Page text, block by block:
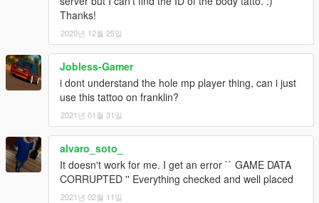
Thanks!
2020년 12월 25일
Jobless-Gamer
i dont understand the hole mp player thing, can i just
use this tattoo on franklin?
2021년 01월 31일
alvaro_soto_
It doesn't work for me. I get an error `` GAME DATA
CORRUPTED '' Everything checked and well placed
2021년 02월 11일